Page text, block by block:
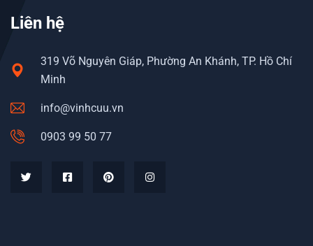
Liên hệ
319 Võ Nguyên Giáp, Phường An Khánh, TP. Hồ Chí
Minh
info@vinhcuu.vn
0903 99 50 77